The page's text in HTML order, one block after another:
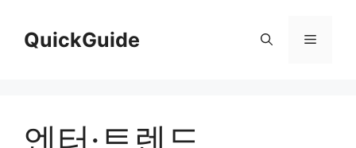
QuickGuide 메
엔터·트렌드